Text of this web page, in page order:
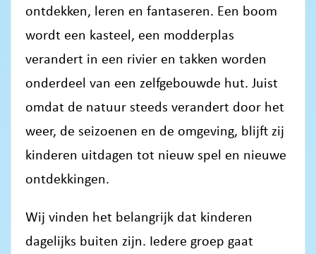
ontdekken, leren en fantaseren. Een boom
wordt een kasteel, een modderplas
verandert in een rivier en takken worden
onderdeel van een zelfgebouwde hut. Juist
omdat de natuur steeds verandert door het
weer, de seizoenen en de omgeving, blijft zij
kinderen uitdagen tot nieuw spel en nieuwe
ontdekkingen.
Wij vinden het belangrijk dat kinderen
dagelijks buiten zijn. Iedere groep gaat